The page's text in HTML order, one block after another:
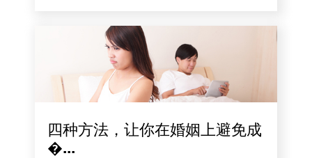
四种方法，让你在婚姻上避免成
�...